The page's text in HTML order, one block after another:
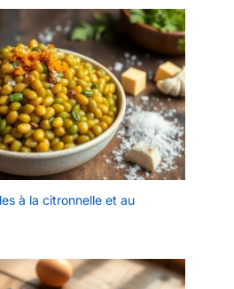
à la citronnelle et au